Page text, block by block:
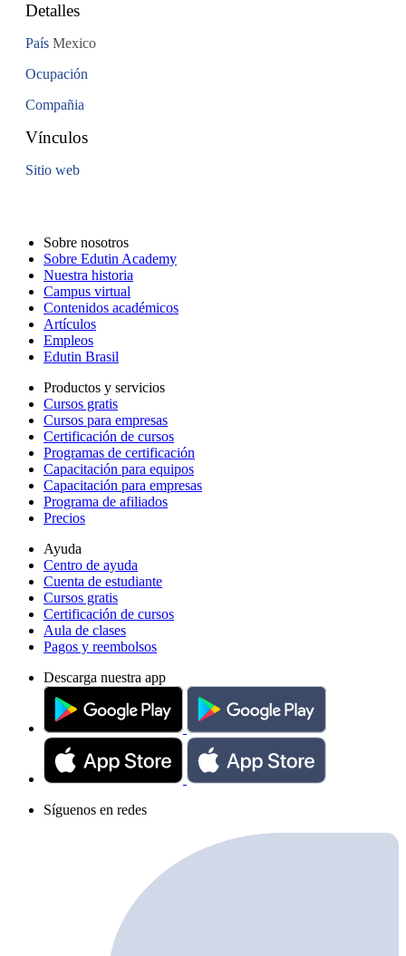
Detalles
País Mexico
Ocupación
Compañia
Vínculos
Sitio web
Sobre nosotros
Sobre Edutin Academy
Nuestra historia
Campus virtual
Contenidos académicos
Artículos
Empleos
Edutin Brasil
Productos y servicios
Cursos gratis
Cursos para empresas
Certificación de cursos
Programas de certificación
Capacitación para equipos
Capacitación para empresas
Programa de afiliados
Precios
Ayuda
Centro de ayuda
Cuenta de estudiante
Cursos gratis
Certificación de cursos
Aula de clases
Pagos y reembolsos
Descarga nuestra app
Síguenos en redes